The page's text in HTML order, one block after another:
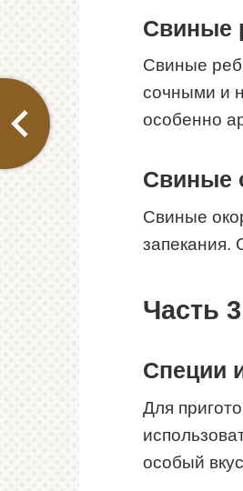
Свиные
Свиные
сочными и
особенно
Свиные
Свиные
Часть
Специи
Для
особый